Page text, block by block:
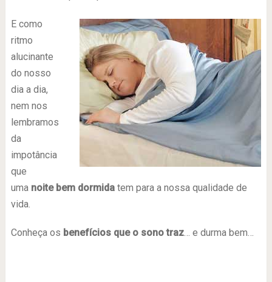
E como
ritmo
alucinante
do nosso
dia a dia,
nem nos
lembramos
da
impotância
que
uma noite bem dormidatem para a nossa qualidade de
vida.
Conheça os benefícios que o sono traz… e durma bem…